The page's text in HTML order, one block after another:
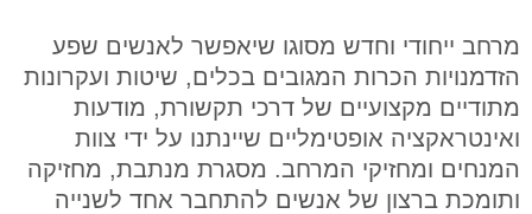
מרחב ייחודי וחדש מסוגו שיאפשר לאנשים שפע
הזדמנויות הכרות המגובים בכלים, שיטות ועקרונות
מתודיים מקצועיים של דרכי תקשורת, מודעות
ואינטראקציה אופטימליים שיינתנו על ידי צוות
המנחים ומחזיקי המרחב. מסגרת מנתבת, מחזיקה
ותומכת ברצון של אנשים להתחבר אחד לשנייה